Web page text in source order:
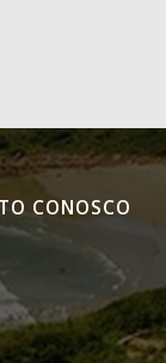
CONOSCO